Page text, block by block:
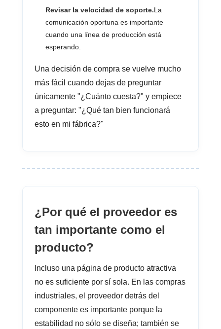
Revisar la velocidad de soporte.La
comunicación oportuna es importante
cuando una línea de producción está
esperando.
Una decisión de compra se vuelve mucho
más fácil cuando dejas de preguntar
únicamente "¿Cuánto cuesta?" y empiece
a preguntar: "¿Qué tan bien funcionará
esto en mi fábrica?"
¿Por qué el proveedor es
tan importante como el
producto?
Incluso una página de producto atractiva
no es suficiente por sí sola. En las compras
industriales, el proveedor detrás del
componente es importante porque la
estabilidad no sólo se diseña; también se